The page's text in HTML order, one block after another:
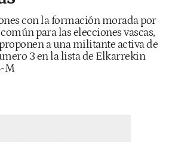
con la formación morada por
para las elecciones vascas,
a una militante activa de
3 en la lista de Elkarrekin
M